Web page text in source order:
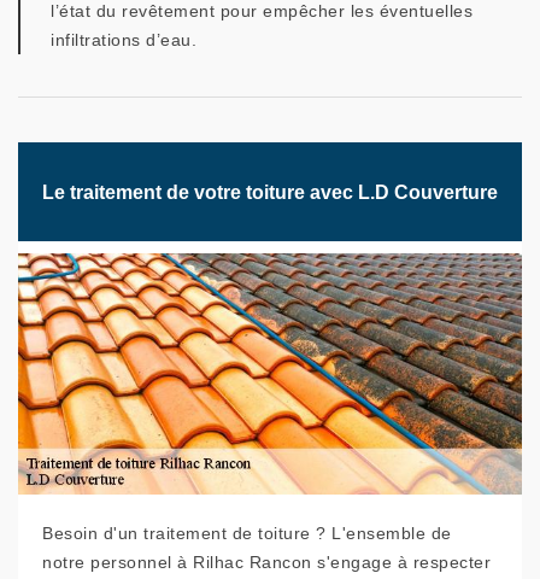
l’état du revêtement pour empêcher les éventuelles
infiltrations d’eau.
Le traitement de votre toiture avec L.D Couverture
Besoin d'un traitement de toiture ? L'ensemble de
notre personnel à Rilhac Rancon s'engage à respecter